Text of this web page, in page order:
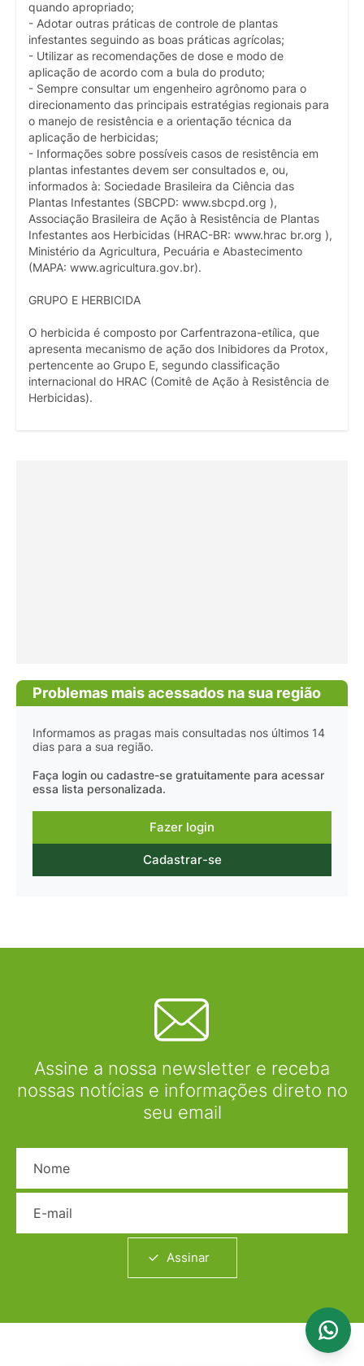
quando apropriado;
- Adotar outras práticas de controle de plantas
infestantes seguindo as boas práticas agrícolas;
- Utilizar as recomendações de dose e modo de
aplicação de acordo com a bula do produto;
- Sempre consultar um engenheiro agrônomo para o
direcionamento das principais estratégias regionais para
o manejo de resistência e a orientação técnica da
aplicação de herbicidas;
- Informações sobre possíveis casos de resistência em
plantas infestantes devem ser consultados e, ou,
informados à: Sociedade Brasileira da Ciência das
Plantas Infestantes (SBCPD: www.sbcpd.org ),
Associação Brasileira de Ação à Resistência de Plantas
Infestantes aos Herbicidas (HRAC-BR: www.hrac br.org ),
Ministério da Agricultura, Pecuária e Abastecimento
(MAPA: www.agricultura.gov.br).
GRUPO E HERBICIDA
O herbicida é composto por Carfentrazona-etílica, que
apresenta mecanismo de ação dos Inibidores da Protox,
pertencente ao Grupo E, segundo classificação
internacional do HRAC (Comitê de Ação à Resistência de
Herbicidas).
Problemas mais acessados na sua região
Informamos as pragas mais consultadas nos últimos 14
dias para a sua região.
Faça login ou cadastre-se gratuitamente para acessar
essa lista personalizada.
Fazer login
Cadastrar-se
Assine a nossa newsletter e receba
nossas notícias e informações direto no
seu email
Assinar